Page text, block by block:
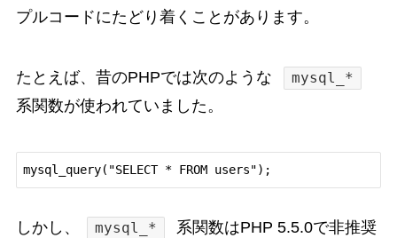
プルコードにたどり着くことがあります。
たとえば、昔のPHPでは次のような mysql_*
系関数が使われていました。
しかし、 mysql_*
系関数はPHP 5.5.0で非推奨